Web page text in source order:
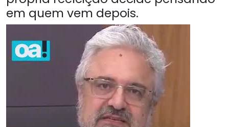
em quem vem depois.